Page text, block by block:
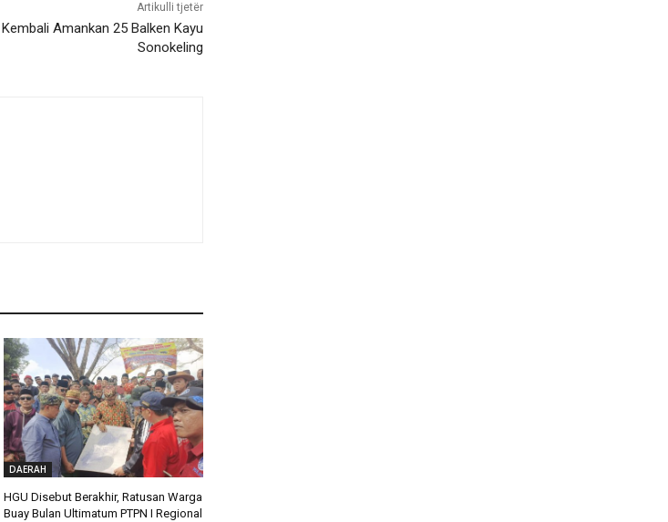
Artikulli tjetër
Amankan 25 Balken Kayu
Sonokeling
DAERAH
HGU Disebut Berakhir, Ratusan Warga
Buay Bulan Ultimatum PTPN I Regional